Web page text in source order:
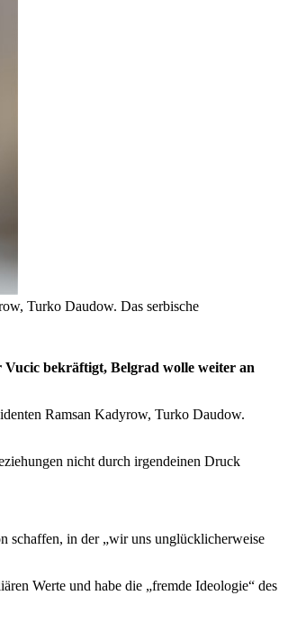
Turko Daudow. Das serbische
Vucic bekräftigt, Belgrad wolle weiter an
Ramsan Kadyrow, Turko Daudow.
nicht durch irgendeinen Druck
schaffen, in der „wir uns unglücklicherweise
Werte und habe die „fremde Ideologie“ des